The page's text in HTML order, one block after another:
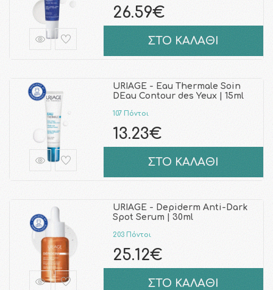
26.59€
ΣΤΟ ΚΑΛΑΘΙ
URIAGE - Eau Thermale Soin
DEau Contour des Yeux | 15ml
107 Πόντοι
13.23€
ΣΤΟ ΚΑΛΑΘΙ
URIAGE - Depiderm Anti-Dark
Spot Serum | 30ml
203 Πόντοι
25.12€
ΣΤΟ ΚΑΛΑΘΙ